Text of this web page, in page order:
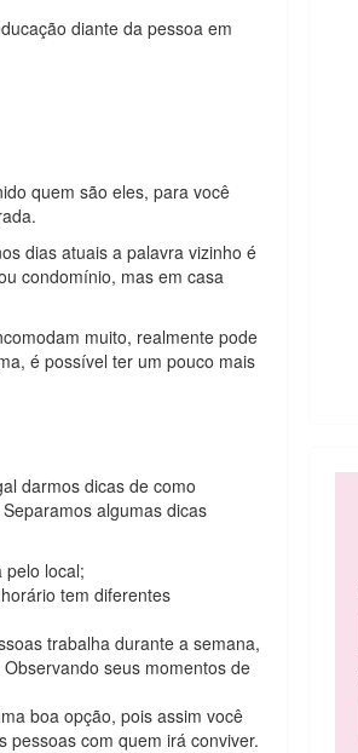
diante da pessoa em
quem são eles, para você
dias atuais a palavra vizinho é
condomínio, mas em casa
muito, realmente pode
é possível ter um pouco mais
darmos dicas de como
algumas dicas
pelo local;
tem diferentes
trabalha durante a semana,
seus momentos de
boa opção, pois assim você
pessoas com quem irá conviver.